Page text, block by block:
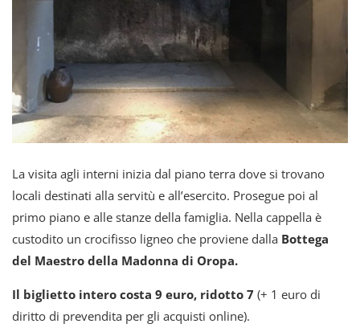
La visita agli interni inizia dal piano terra dove si trovano
locali destinati alla servitù e all’esercito. Prosegue poi al
primo piano e alle stanze della famiglia. Nella cappella è
custodito un crocifisso ligneo che proviene dalla Bottega
del Maestro della Madonna di Oropa.
Il biglietto intero costa 9 euro, ridotto 7 (+ 1 euro di
diritto di prevendita per gli acquisti online).